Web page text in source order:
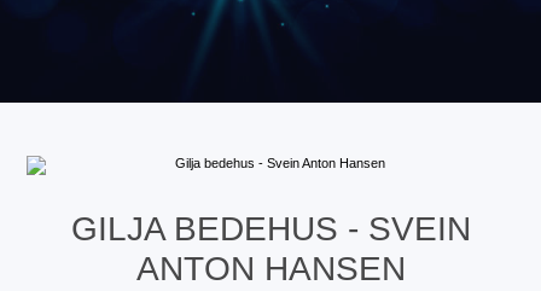
GILJA BEDEHUS - SVEIN
ANTON HANSEN